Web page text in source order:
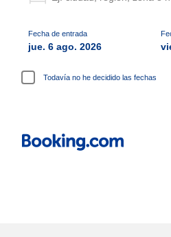
Fecha de entrada
jue. 6 ago. 2026
Todavía no he decidido las fechas